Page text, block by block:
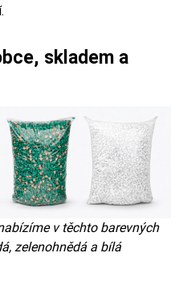
skladem a
v těchto barevných
zelenohnědá a bílá